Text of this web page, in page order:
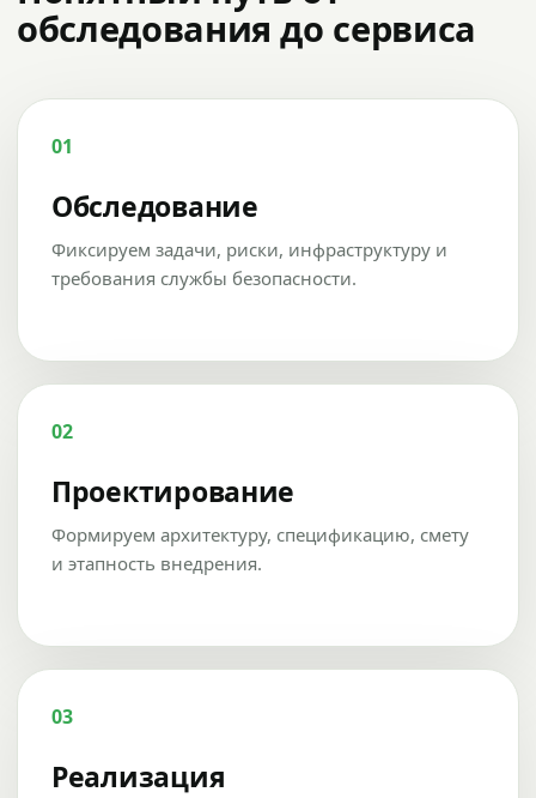
обследования до сервиса
01
Обследование
Фиксируем задачи, риски, инфраструктуру и
требования службы безопасности.
02
Проектирование
Формируем архитектуру, спецификацию, смету
и этапность внедрения.
03
Реализация